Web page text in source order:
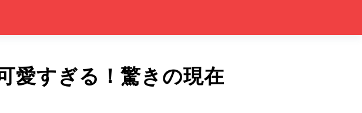
愛すぎる！驚きの現在